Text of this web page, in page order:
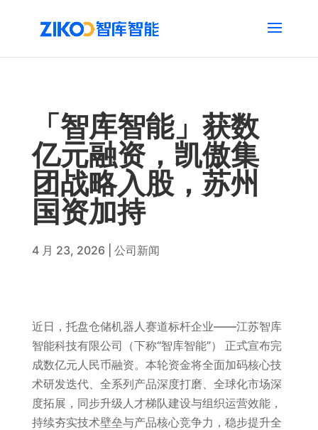
「智库智能」获数
亿元融资，凯傲集
团战略入股，苏州
国资加持
4 月 23, 2026 公司新闻
近日，托盘仓储机器人赛道标杆企业——江苏智库
智能科技有限公司（下称“智库智能”） 正式宣布完
成数亿元人民币融资。本轮资金将全面加码核心技
术研发迭代、全系列产品深度打磨、全球化市场深
度拓展，同步升级人才梯队建设与组织运营效能，
持续夯实技术壁垒与产品核心竞争力，稳步提升全